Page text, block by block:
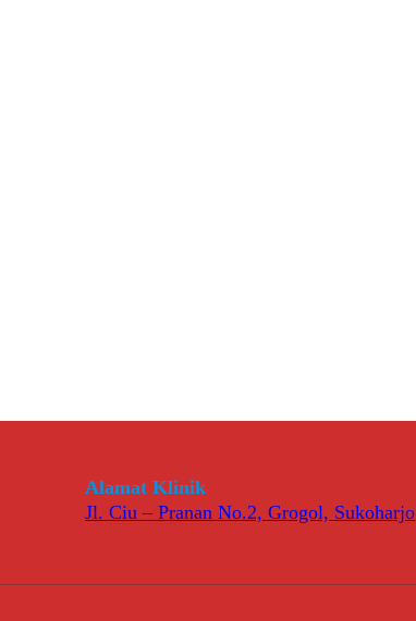
Alamat Klinik
Jl. Ciu – Pranan No.2, Grogol, Sukoharjo